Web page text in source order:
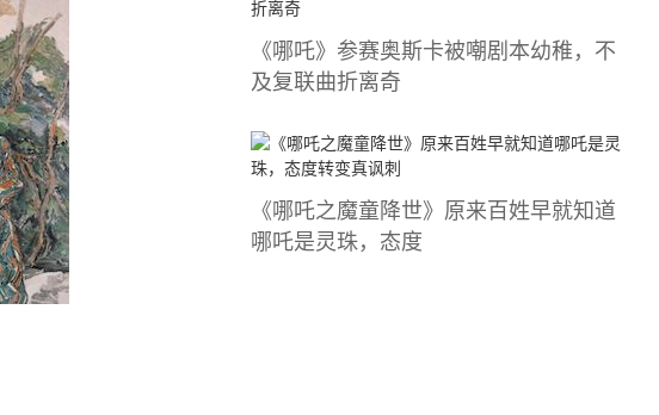
《哪吒》参赛奥斯卡被嘲剧本幼稚，不
及复联曲折离奇
《哪吒之魔童降世》原来百姓早就知道
哪吒是灵珠，态度